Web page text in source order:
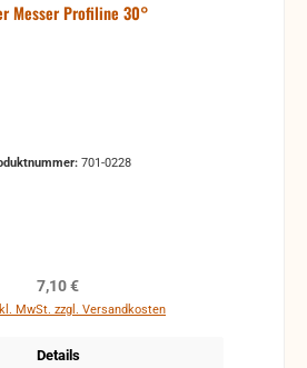
Messer Profiline 30°
701-0228
Regulärer Preis:
7,10 €
MwSt. zzgl. Versandkosten
Details